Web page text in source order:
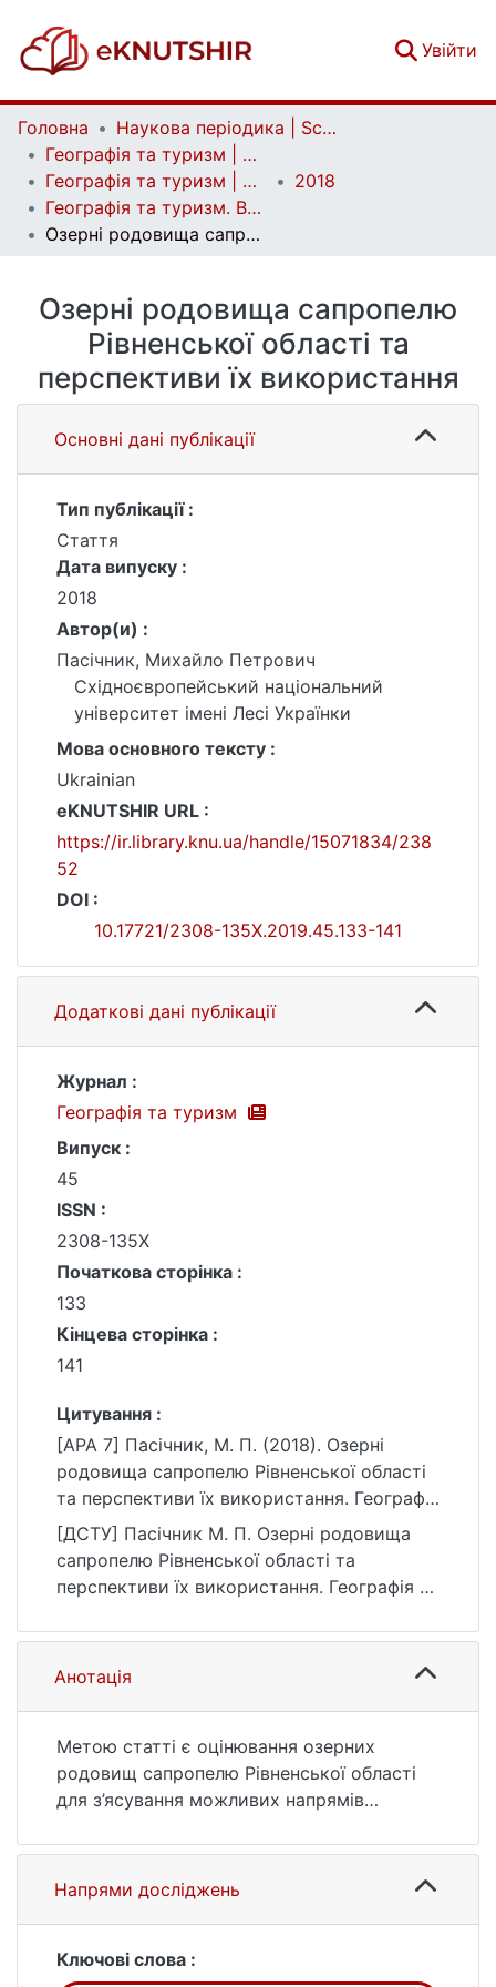
Увійти
Головна
Наукова періодика | Scientific periodicals
Географія та туризм | Geography and tourism
Географія та туризм | Geography and tourism
2018
Географія та туризм. Випуск 45
Озерні родовища сапропелю Рівненської області та перспективи їх використання
Озерні родовища сапропелю
Рівненської області та
перспективи їх використання
Основні дані публікації
Тип публікації :
Стаття
Дата випуску :
2018
Автор(и) :
Пасічник, Михайло Петрович
Східноєвропейський національний
університет імені Лесі Українки
Мова основного тексту :
Ukrainian
eKNUTSHIR URL :
https://ir.library.knu.ua/handle/15071834/238
52
DOI :
10.17721/2308-135X.2019.45.133-141
Додаткові дані публікації
Журнал :
Географія та туризм
Випуск :
45
ISSN :
2308-135X
Початкова сторінка :
133
Кінцева сторінка :
141
Цитування :
[APA 7] Пасічник, М. П. (2018). Озерні
родовища сапропелю Рівненської області
та перспективи їх використання. Географія
та туризм, (45), 133–141.
https://doi.org/10.17721/2308-
135X.2019.45.133-141
[ДСТУ] Пасічник М. П. Озерні родовища
сапропелю Рівненської області та
перспективи їх використання. Географія та
10.17721/2308-135X.2019.45.133-141 (дата
звернення: 25.07.2026).
Анотація
Метою статті є оцінювання озерних
родовищ сапропелю Рівненської області
для з’ясування можливих напрямів
різних галузях економіки зі збереженням
охоронних заходів та покращенням
екологічного стану озер. Методика. У
методи досліджень. Залучено матеріали
Напрями досліджень
Ключові слова :